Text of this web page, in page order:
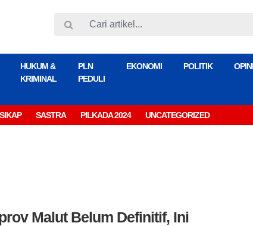
HUKUM &
KRIMINAL
PLN
PEDULI
EKONOMI POLITIK OPINI
SIKAP SASTRA PILKADA 2024 UNCATEGORIZED
Malut Belum Definitif, Ini